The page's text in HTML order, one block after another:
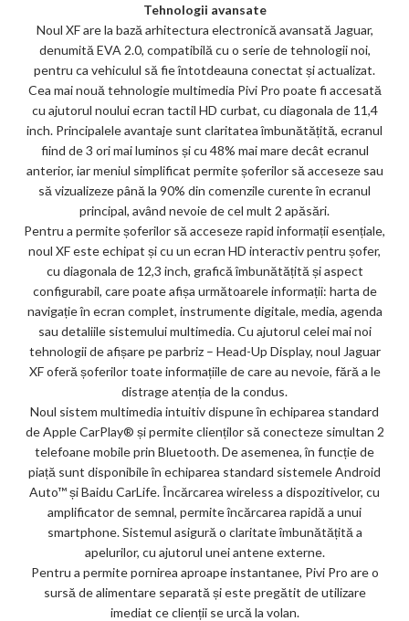
Tehnologii avansate
Noul XF are la bază arhitectura electronică avansată Jaguar,
denumită EVA 2.0, compatibilă cu o serie de tehnologii noi,
pentru ca vehiculul să fie întotdeauna conectat și actualizat.
Cea mai nouă tehnologie multimedia Pivi Pro poate fi accesată
cu ajutorul noului ecran tactil HD curbat, cu diagonala de 11,4
inch. Principalele avantaje sunt claritatea îmbunătățită, ecranul
fiind de 3 ori mai luminos și cu 48% mai mare decât ecranul
anterior, iar meniul simplificat permite șoferilor să acceseze sau
să vizualizeze până la 90% din comenzile curente în ecranul
principal, având nevoie de cel mult 2 apăsări.
Pentru a permite șoferilor să acceseze rapid informații esențiale,
noul XF este echipat și cu un ecran HD interactiv pentru șofer,
cu diagonala de 12,3 inch, grafică îmbunătățită și aspect
configurabil, care poate afișa următoarele informații: harta de
navigație în ecran complet, instrumente digitale, media, agenda
sau detaliile sistemului multimedia. Cu ajutorul celei mai noi
tehnologii de afișare pe parbriz – Head-Up Display, noul Jaguar
XF oferă șoferilor toate informațiile de care au nevoie, fără a le
distrage atenția de la condus.
Noul sistem multimedia intuitiv dispune în echiparea standard
de Apple CarPlay® și permite clienților să conecteze simultan 2
telefoane mobile prin Bluetooth. De asemenea, în funcție de
piață sunt disponibile în echiparea standard sistemele Android
Auto™ și Baidu CarLife. Încărcarea wireless a dispozitivelor, cu
amplificator de semnal, permite încărcarea rapidă a unui
smartphone. Sistemul asigură o claritate îmbunătățită a
apelurilor, cu ajutorul unei antene externe.
Pentru a permite pornirea aproape instantanee, Pivi Pro are o
sursă de alimentare separată și este pregătit de utilizare
imediat ce clienții se urcă la volan.